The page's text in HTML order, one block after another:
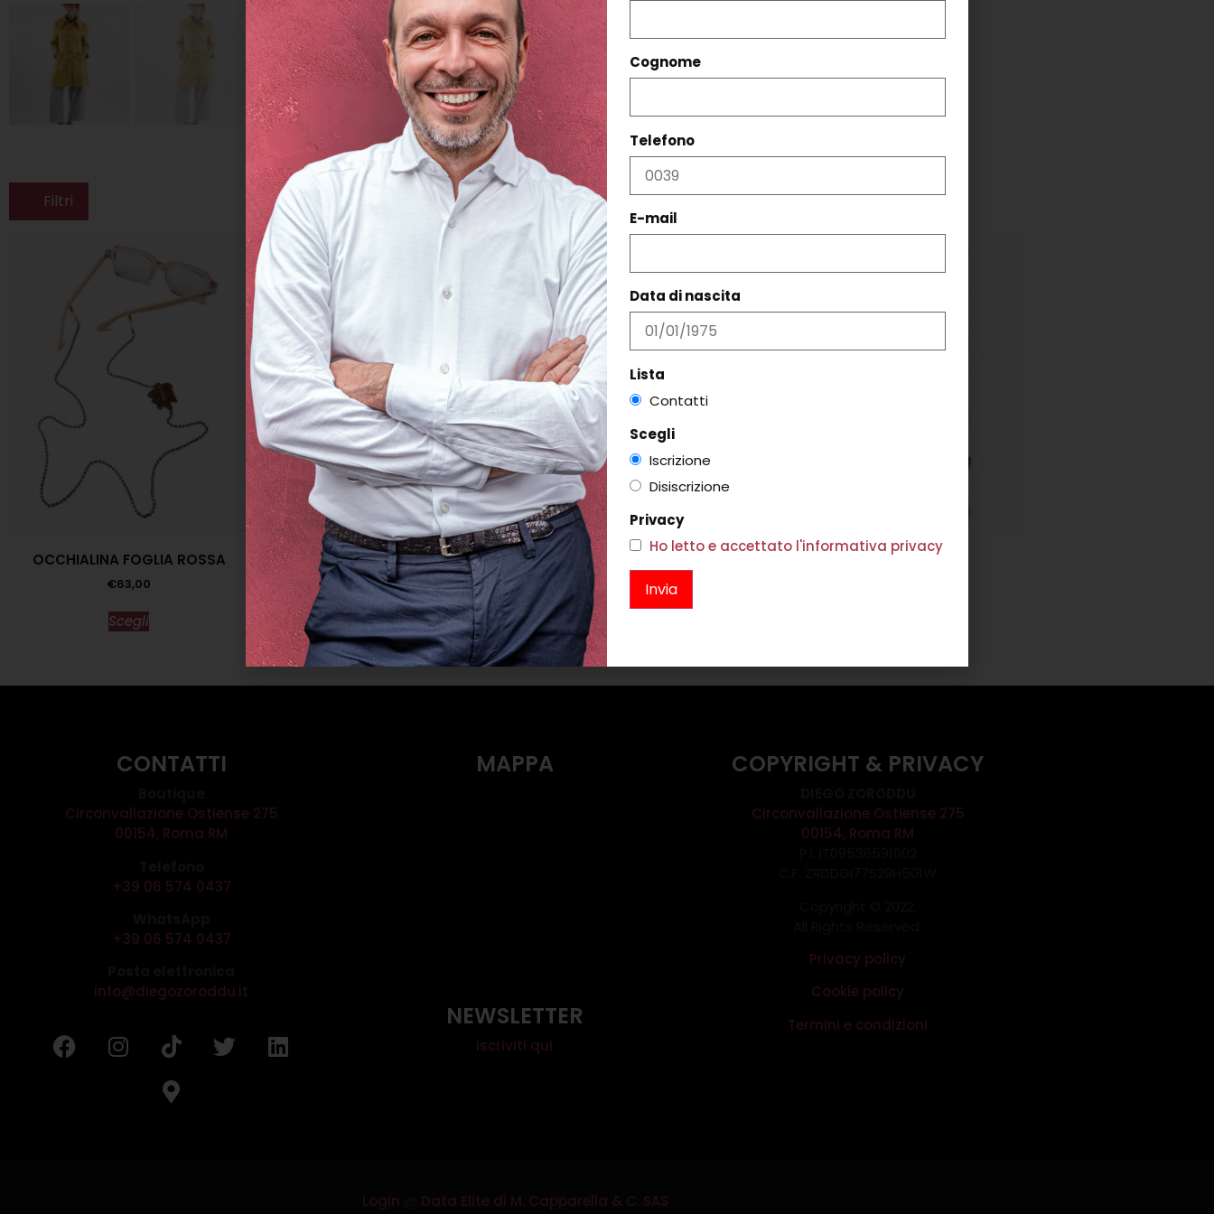
PRODOTTI CORRELATI
Filtri
OCCHIALINA FOGLIA ROSSA
€63,00
Scegli
COLLANA PIANETI CRISTALLO
€89,00
Scegli
PANTALONE ADELINA SANTORINI
€223,00 €133,00
STOLA LUNA ROSA
CONTATTI
Circonvallazione Ostiense 275
00154, Roma RM
+39 06 574 0437
+39 06 574 0437
info@diegozoroddu.it
MAPPA
NEWSLETTER
iscriviti qui
COPYRIGHT & PRIVACY
Circonvallazione Ostiense 275
00154, Roma RM
Privacy policy
Cookie policy
Termini e condizioni
Login Data Elite di M. Capparella & C. SAS
Cognome
Telefono
E-mail
Data di nascita
Lista
Contatti
Scegli
Iscrizione
Disiscrizione
Privacy
Ho letto e accettato l'informativa privacy